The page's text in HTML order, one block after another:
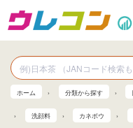
ホーム 分類から探す
洗顔料 カネボウ